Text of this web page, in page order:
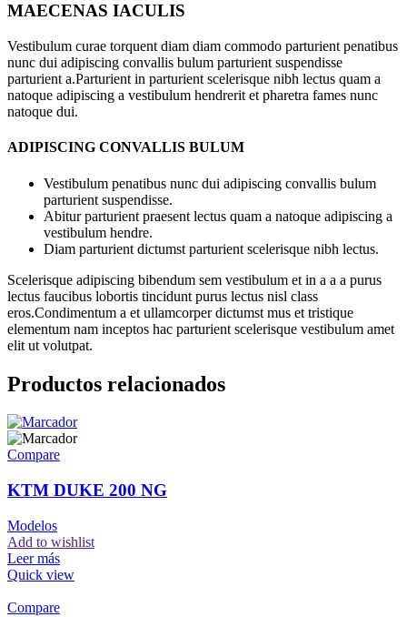
MAECENAS IACULIS
Vestibulum curae torquent diam diam commodo parturient penatibus
nunc dui adipiscing convallis bulum parturient suspendisse
parturient a.Parturient in parturient scelerisque nibh lectus quam a
natoque adipiscing a vestibulum hendrerit et pharetra fames nunc
natoque dui.
ADIPISCING CONVALLIS BULUM
Vestibulum penatibus nunc dui adipiscing convallis bulum
parturient suspendisse.
Abitur parturient praesent lectus quam a natoque adipiscing a
vestibulum hendre.
Diam parturient dictumst parturient scelerisque nibh lectus.
Scelerisque adipiscing bibendum sem vestibulum et in a a a purus
lectus faucibus lobortis tincidunt purus lectus nisl class
eros.Condimentum a et ullamcorper dictumst mus et tristique
elementum nam inceptos hac parturient scelerisque vestibulum amet
elit ut volutpat.
Productos relacionados
Compare
KTM DUKE 200 NG
Modelos
Add to wishlist
Leer más
Quick view
Compare